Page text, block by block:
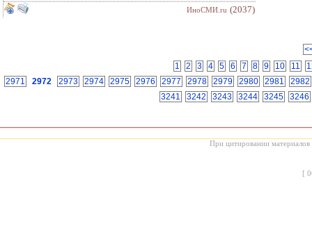
ИноСМИ.ru (2037)
1
2 3 4 5 6 7 8 9 10 11
2971
2972 2973 2974 2975 2976 2977 2978 2979 2980 2981
2982
3241
3242 3243 3244 3245 3246
При цитировании материалов
[